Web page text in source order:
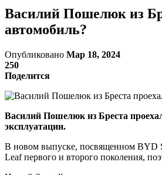
Василий Пошелюк из
автомобиль?
Опубликовано Мар 18, 2024
250
Поделится
Василий Пошелюк из Бреста
эксплуатации.
В новом выпуске, посвященном BYD
Leaf первого и второго поколения,